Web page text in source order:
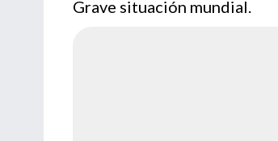
Grave situación mundial.